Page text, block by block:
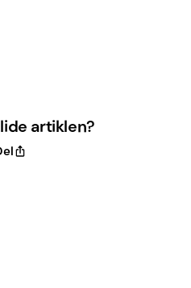
artiklen?